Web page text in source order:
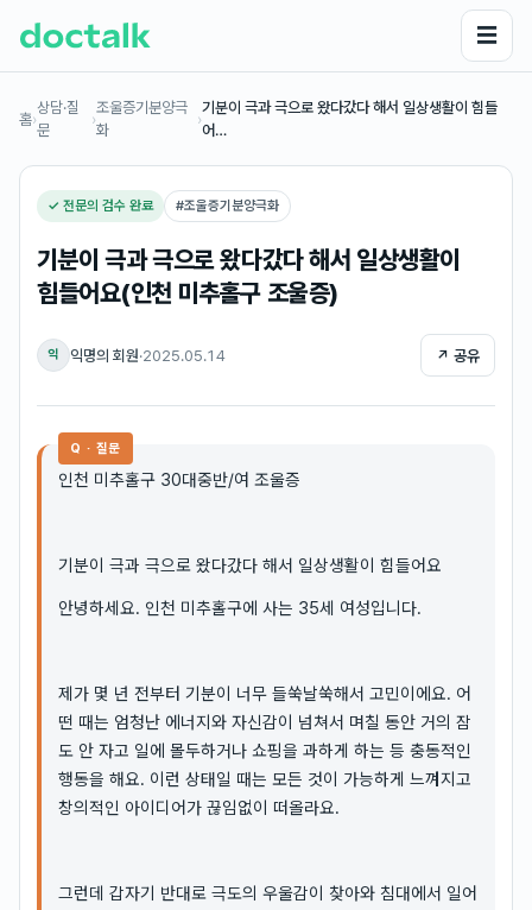
☰
홈›
상담·질
문
›
조울증기분양극
화
›
기분이 극과 극으로 왔다갔다 해서 일상생활이 힘들
어…
✓ 전문의 검수 완료 #조울증기분양극화
기분이 극과 극으로 왔다갔다 해서 일상생활이
힘들어요(인천 미추홀구 조울증)
익 익명의 회원·2025.05.14 ↗ 공유
Q · 질문
인천 미추홀구 30대중반/여 조울증
기분이 극과 극으로 왔다갔다 해서 일상생활이 힘들어요
안녕하세요. 인천 미추홀구에 사는 35세 여성입니다.
제가 몇 년 전부터 기분이 너무 들쑥날쑥해서 고민이에요. 어
떤 때는 엄청난 에너지와 자신감이 넘쳐서 며칠 동안 거의 잠
도 안 자고 일에 몰두하거나 쇼핑을 과하게 하는 등 충동적인
행동을 해요. 이런 상태일 때는 모든 것이 가능하게 느껴지고
창의적인 아이디어가 끊임없이 떠올라요.
그런데 갑자기 반대로 극도의 우울감이 찾아와 침대에서 일어